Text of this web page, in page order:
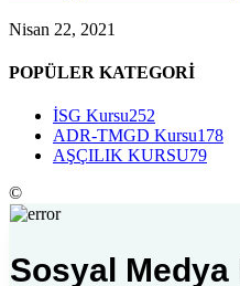
Nisan 22, 2021
POPÜLER KATEGORİ
İSG Kursu252
ADR-TMGD Kursu178
AŞÇILIK KURSU79
©
Sosyal Medya